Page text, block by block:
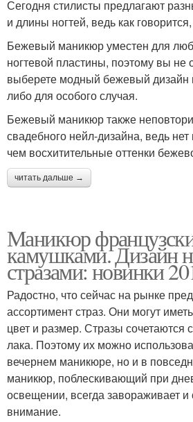
Сегодня стилисты предлагают
и длины ногтей, ведь как
Бежевый маникюр уместен для
ногтевой пластины, поэтому вы не
выберете модный бежевый дизайн
либо для особого случая.
Бежевый маникюр также
свадебного нейл-дизайна, ведь нет
чем восхитительные оттенки
читать дальше →
Маникюр
камушками. Дизайн
стразами: новинки
Радостно, что сейчас на рынке
ассортимент страз. Они могут
цвет и размер. Стразы сочетаются
лака. Поэтому их можно
вечернем маникюре, но и в
маникюр, поблескивающий при
освещении, всегда завораживает
внимание.